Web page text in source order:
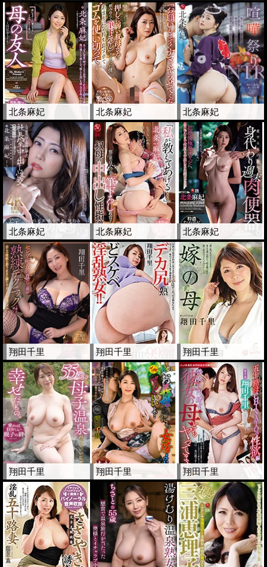
北条麻妃 北条麻妃 北条麻妃
北条麻妃 北条麻妃 北条麻妃
翔田千里 翔田千里 翔田千里
翔田千里 翔田千里 翔田千里